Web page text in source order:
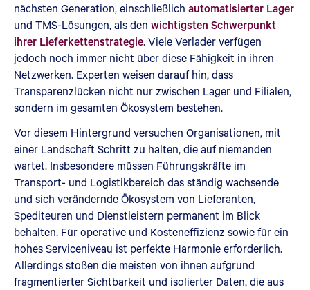
nächsten Generation, einschließlich automatisierter Lager
und TMS-Lösungen, als den wichtigsten Schwerpunkt
ihrer Lieferkettenstrategie. Viele Verlader verfügen
jedoch noch immer nicht über diese Fähigkeit in ihren
Netzwerken. Experten weisen darauf hin, dass
Transparenzlücken nicht nur zwischen Lager und Filialen,
sondern im gesamten Ökosystem bestehen.
Vor diesem Hintergrund versuchen Organisationen, mit
einer Landschaft Schritt zu halten, die auf niemanden
wartet. Insbesondere müssen Führungskräfte im
Transport- und Logistikbereich das ständig wachsende
und sich verändernde Ökosystem von Lieferanten,
Spediteuren und Dienstleistern permanent im Blick
behalten. Für operative und Kosteneffizienz sowie für ein
hohes Serviceniveau ist perfekte Harmonie erforderlich.
Allerdings stoßen die meisten von ihnen aufgrund
fragmentierter Sichtbarkeit und isolierter Daten, die aus